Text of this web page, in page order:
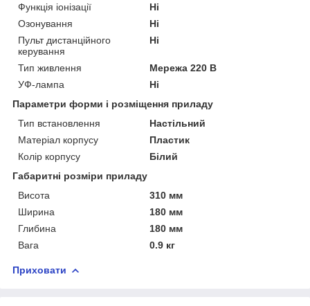
Функція іонізації
Ні
Озонування
Ні
Пульт дистанційного
керування
Ні
Тип живлення
Мережа 220 В
УФ-лампа
Ні
Параметри форми і розміщення приладу
Тип встановлення
Настільний
Матеріал корпусу
Пластик
Колір корпусу
Білий
Габаритні розміри приладу
Висота
310 мм
Ширина
180 мм
Глибина
180 мм
Вага
0.9 кг
Приховати